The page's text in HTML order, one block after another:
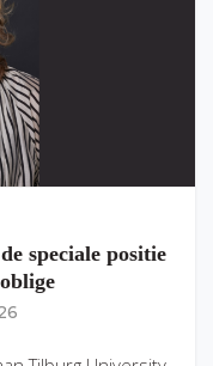
speciale positie